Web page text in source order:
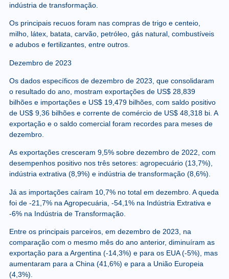
indústria de transformação.
Os principais recuos foram nas compras de trigo e centeio,
milho, látex, batata, carvão, petróleo, gás natural, combustíveis
e adubos e fertilizantes, entre outros.
Dezembro de 2023
Os dados específicos de dezembro de 2023, que consolidaram
o resultado do ano, mostram exportações de US$ 28,839
bilhões e importações e US$ 19,479 bilhões, com saldo positivo
de US$ 9,36 bilhões e corrente de comércio de US$ 48,318 bi. A
exportação e o saldo comercial foram recordes para meses de
dezembro.
As exportações cresceram 9,5% sobre dezembro de 2022, com
desempenhos positivo nos três setores: agropecuário (13,7%),
indústria extrativa (8,9%) e indústria de transformação (8,6%).
Já as importações caíram 10,7% no total em dezembro. A queda
foi de -21,7% na Agropecuária, -54,1% na Indústria Extrativa e
-6% na Indústria de Transformação.
Entre os principais parceiros, em dezembro de 2023, na
comparação com o mesmo mês do ano anterior, diminuíram as
exportação para a Argentina (-14,3%) e para os EUA (-5%), mas
aumentaram para a China (41,6%) e para a União Europeia
(4,3%).